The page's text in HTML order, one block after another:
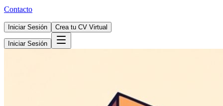
Contacto
Iniciar Sesión Crea tu CV Virtual
Iniciar Sesión